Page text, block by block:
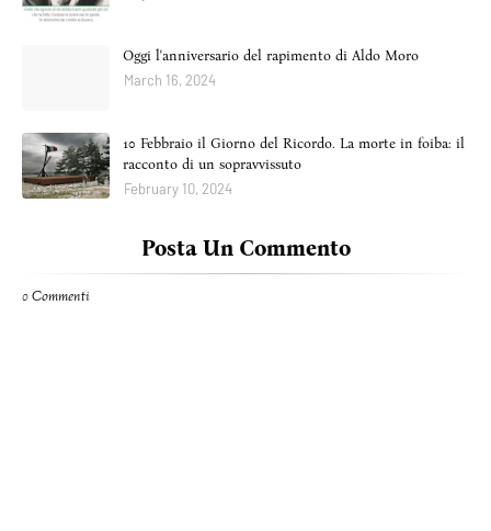
Oggi l'anniversario del rapimento di Aldo Moro
March 16, 2024
10 Febbraio il Giorno del Ricordo. La morte in foiba: il
racconto di un sopravvissuto
February 10, 2024
Posta Un Commento
0 Commenti